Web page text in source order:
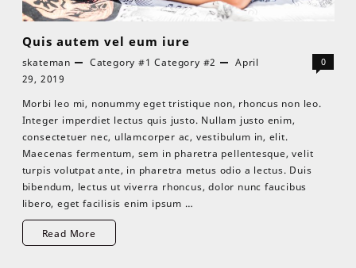
Quis autem vel eum iure
skateman Category #1 Category #2
April
29, 2019
0
Morbi leo mi, nonummy eget tristique non, rhoncus non leo.
Integer imperdiet lectus quis justo. Nullam justo enim,
consectetuer nec, ullamcorper ac, vestibulum in, elit.
Maecenas fermentum, sem in pharetra pellentesque, velit
turpis volutpat ante, in pharetra metus odio a lectus. Duis
bibendum, lectus ut viverra rhoncus, dolor nunc faucibus
libero, eget facilisis enim ipsum …
Read More